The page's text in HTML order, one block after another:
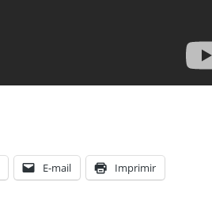
E-mail Imprimir